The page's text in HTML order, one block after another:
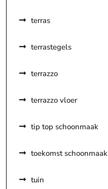
terras
terrastegels
terrazzo
terrazzo vloer
tip top schoonmaak
toekomst schoonmaak
tuin